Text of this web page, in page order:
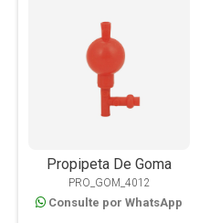
Propipeta De Goma
PRO_GOM_4012
Consulte por WhatsApp